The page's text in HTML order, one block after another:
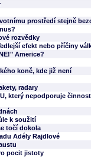
prostředí stejně
rozvědky
efekt nebo příčiny
Americe?
koně, kde již není
radary
který nepodporuje
k soužití
točí dokola
Adély Rajdlové
pocit jistoty